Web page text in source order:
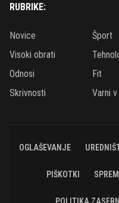
RUBRIKE:
Novice Šport
Visoki obrati
Odnosi
Fit
Skrivnosti
Varni
OGLAŠEVANJE
PIŠKOTKI
POLITIKA